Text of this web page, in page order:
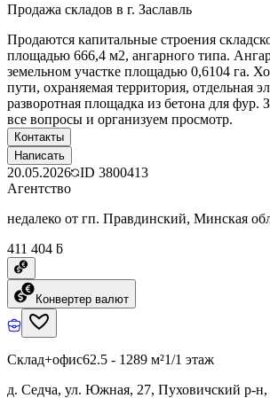
Продажа складов в г. Заславль
Продаются капитальные строения
площадью 666,4 м2, ангарного типа.
земельном участке площадью 0,6104 га.
пути, охраняемая территория, отдельная
разворотная площадка из бетона для фур.
все вопросы и организуем просмотр.
Контакты
Написать
20.05.2026 ID 3800413
Агентство
недалеко от гп. Правдинский, Минская
411 404 ƃ
Конвертер валют
Склад+офис62.5 - 1289 м²1/1 этаж
д. Седча, ул. Южная, 27, Пуховичский р-н,